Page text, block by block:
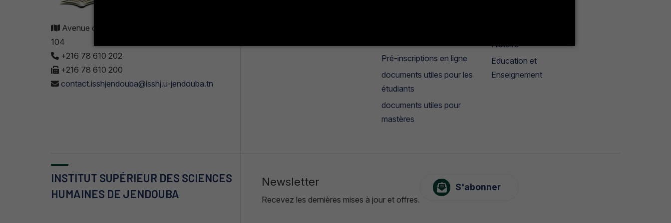
Avenue de UMA 8189 Jendouba Nord BP. N°
104
+216 78 610 202
+216 78 610 200
contact.isshjendouba@isshj.u-jendouba.tn
Pré-inscriptions en ligne
documents utiles pour les
étudiants
documents utiles pour
mastères
Histoire
Education et
Enseignement
INSTITUT SUPÉRIEUR DES SCIENCES
HUMAINES DE JENDOUBA
Newsletter
Recevez les dernières mises à jour et offres.
S'abonner